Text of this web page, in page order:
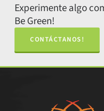
Experimente algo
Be Green!
CONTÁCTANOS!